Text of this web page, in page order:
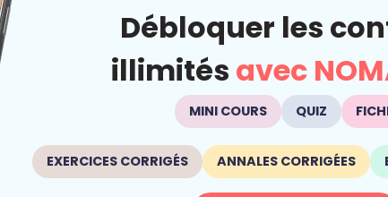
Débloquer les
illimités avec
MINI COURS QUIZ
EXERCICES CORRIGÉS ANNALES CORRIGÉES